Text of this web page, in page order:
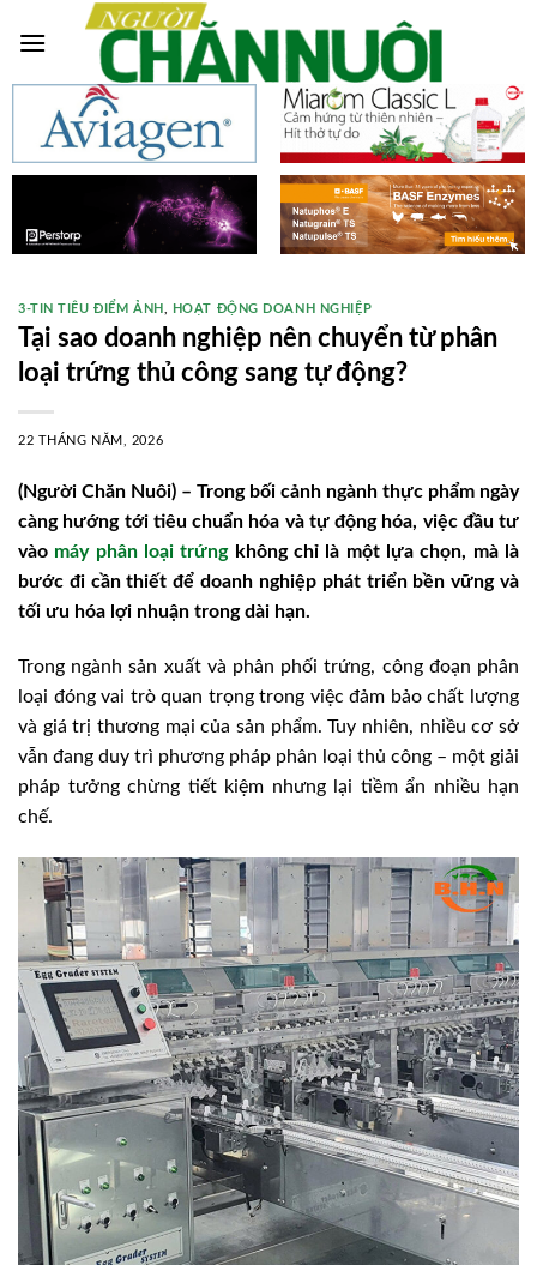
3-TIN TIÊU ĐIỂM ẢNH HOẠT ĐỘNG DOANH NGHIỆP
Tại sao doanh nghiệp nên chuyển từ phân
loại trứng thủ công sang tự động?
22 THÁNG NĂM, 2026
(Người Chăn Nuôi) – Trong bối cảnh ngành thực phẩm ngày
càng hướng tới tiêu chuẩn hóa và tự động hóa, việc đầu tư
vào máy phân loại trứngkhông chỉ là một lựa chọn, mà là
bước đi cần thiết để doanh nghiệp phát triển bền vững và
tối ưu hóa lợi nhuận trong dài hạn.
Trong ngành sản xuất và phân phối trứng, công đoạn phân
loại đóng vai trò quan trọng trong việc đảm bảo chất lượng
và giá trị thương mại của sản phẩm. Tuy nhiên, nhiều cơ sở
vẫn đang duy trì phương pháp phân loại thủ công – một giải
pháp tưởng chừng tiết kiệm nhưng lại tiềm ẩn nhiều hạn
chế.